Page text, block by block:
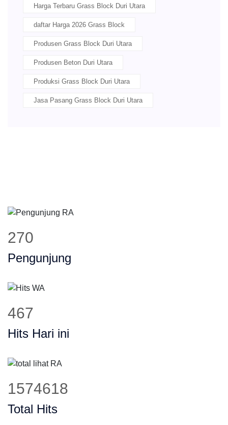
Harga Terbaru Grass Block Duri Utara
daftar Harga 2026 Grass Block
Produsen Grass Block Duri Utara
Produsen Beton Duri Utara
Produksi Grass Block Duri Utara
Jasa Pasang Grass Block Duri Utara
322
Pengunjung
559
Hits Hari ini
1879006
Total Hits